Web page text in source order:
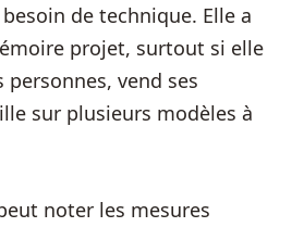
de technique. Elle a
projet, surtout si elle
personnes, vend ses
sur plusieurs modèles à
noter les mesures